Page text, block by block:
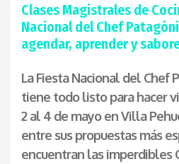
Clases Magistrales de
Nacional del Chef
agendar, aprender y
La Fiesta Nacional del Chef
tiene todo listo para hacer
2 al 4 de mayo en Villa
entre sus propuestas más
encuentran las imperdibles